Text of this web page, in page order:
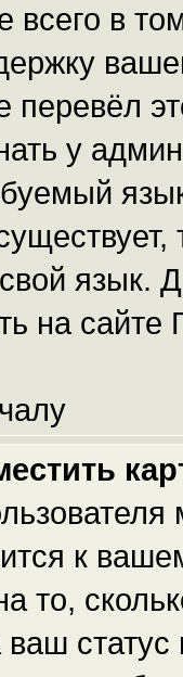
всего в
перевёл
у
язык.
на сайте
к
то,